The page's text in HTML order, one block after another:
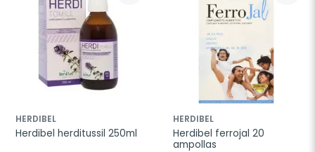
HERDIBEL
Herdibel herditussil 250ml
HERDIBEL
Herdibel ferrojal 20
ampollas